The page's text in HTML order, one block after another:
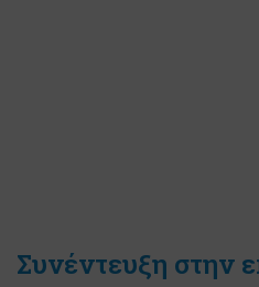
Συνέντευξη στην